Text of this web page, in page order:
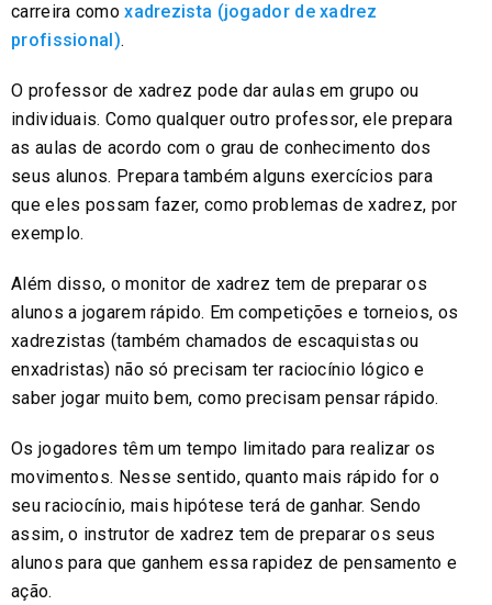
carreira comoxadrezista (jogador de xadrez
profissional).
O professor de xadrez pode dar aulas em grupo ou
individuais. Como qualquer outro professor, ele prepara
as aulas de acordo com o grau de conhecimento dos
seus alunos. Prepara também alguns exercícios para
que eles possam fazer, como problemas de xadrez, por
exemplo.
Além disso, o monitor de xadrez tem de preparar os
alunos a jogarem rápido. Em competições e torneios, os
xadrezistas (também chamados de escaquistas ou
enxadristas) não só precisam ter raciocínio lógico e
saber jogar muito bem, como precisam pensar rápido.
Os jogadores têm um tempo limitado para realizar os
movimentos. Nesse sentido, quanto mais rápido for o
seu raciocínio, mais hipótese terá de ganhar. Sendo
assim, o instrutor de xadrez tem de preparar os seus
alunos para que ganhem essa rapidez de pensamento e
ação.